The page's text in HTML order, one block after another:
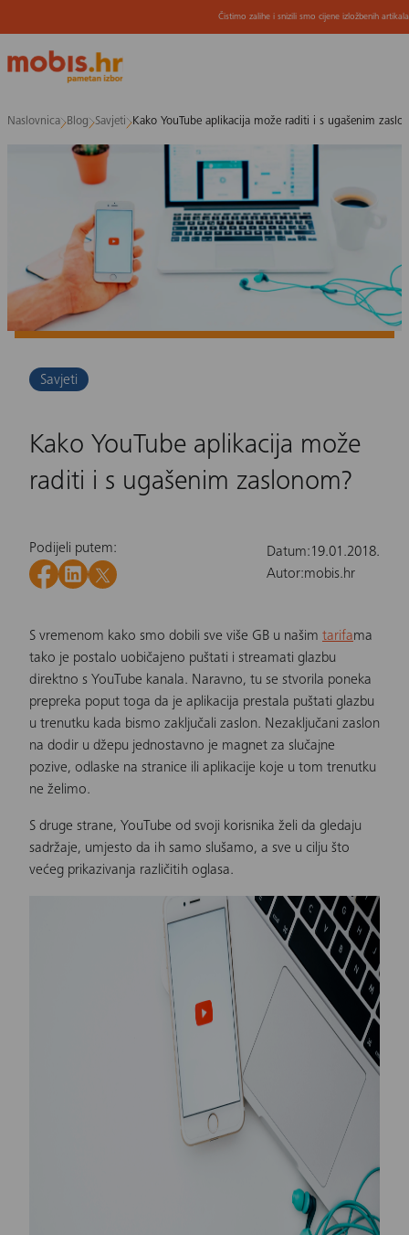
na
Čistimo zalihe i snizili smo cijene izložbenih
Naslovnica Blog Savjeti Kako YouTube aplikacija može raditi i s ugašenim
Savjeti
Kako YouTube aplikacija može
raditi i s ugašenim zaslonom?
Podijeli putem: Datum:19.01.2018.
Autor:mobis.hr
S vremenom kako smo dobili sve više GB u našim tarifama
tako je postalo uobičajeno puštati i streamati glazbu
direktno s YouTube kanala. Naravno, tu se stvorila poneka
prepreka poput toga da je aplikacija prestala puštati glazbu
u trenutku kada bismo zaključali zaslon. Nezaključani zaslon
na dodir u džepu jednostavno je magnet za slučajne
pozive, odlaske na stranice ili aplikacije koje u tom trenutku
ne želimo.
S druge strane, YouTube od svoji korisnika želi da gledaju
sadržaje, umjesto da ih samo slušamo, a sve u cilju što
većeg prikazivanja različitih oglasa.